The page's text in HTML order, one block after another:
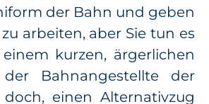
der Bahn und geben
arbeiten, aber Sie tun es
kurzen, ärgerlichen
Bahnangestellte der
einen Alternativzug